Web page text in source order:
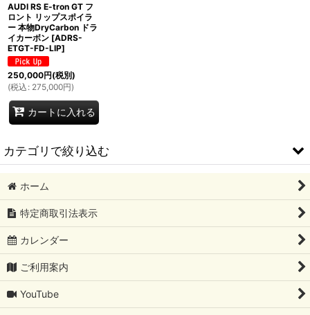
AUDI RS E-tron GT フ
ロント リップスポイラ
ー 本物DryCarbon ドラ
イカーボン [ADRS-
ETGT-FD-LIP]
250,000円(税別)
(税込 : 275,000円)
カートに入れる
カテゴリで絞り込む
AUDI (全商品)
A5 SportBack
RS3 SportBack
RS6 Avant
ホーム
特定商取引法表示
カレンダー
ご利用案内
YouTube